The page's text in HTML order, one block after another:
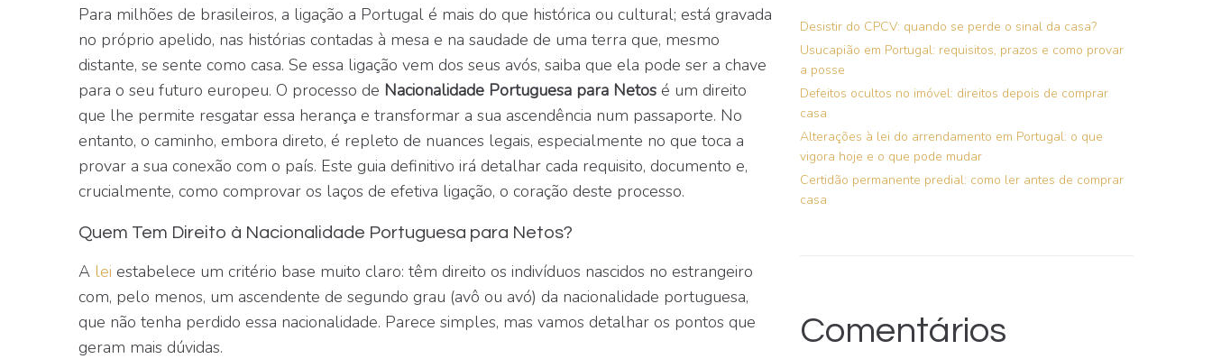
Para milhões de brasileiros, a ligação a Portugal é mais do que histórica ou cultural; está gravada
no próprio apelido, nas histórias contadas à mesa e na saudade de uma terra que, mesmo
distante, se sente como casa. Se essa ligação vem dos seus avós, saiba que ela pode ser a chave
para o seu futuro europeu. O processo de Nacionalidade Portuguesa para Netos é um direito
que lhe permite resgatar essa herança e transformar a sua ascendência num passaporte. No
entanto, o caminho, embora direto, é repleto de nuances legais, especialmente no que toca a
provar a sua conexão com o país. Este guia definitivo irá detalhar cada requisito, documento e,
crucialmente, como comprovar os laços de efetiva ligação, o coração deste processo.
Quem Tem Direito à Nacionalidade Portuguesa para Netos?
A lei estabelece um critério base muito claro: têm direito os indivíduos nascidos no estrangeiro
com, pelo menos, um ascendente de segundo grau (avô ou avó) da nacionalidade portuguesa,
que não tenha perdido essa nacionalidade. Parece simples, mas vamos detalhar os pontos que
geram mais dúvidas.
Desistir do CPCV: quando se perde o sinal da casa?
Usucapião em Portugal: requisitos, prazos e como provar
a posse
Defeitos ocultos no imóvel: direitos depois de comprar
casa
Alterações à lei do arrendamento em Portugal: o que
vigora hoje e o que pode mudar
Certidão permanente predial: como ler antes de comprar
casa
Comentários